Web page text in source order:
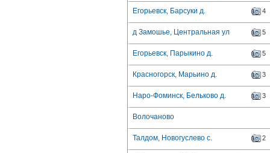
Егорьевск, Барсуки д. 4
д Замошье, Центральная ул 5
Егорьевск, Парыкино д. 5
Красногорск, Марьино д. 3
Наро-Фоминск, Бельково д. 3
Волочаново
Талдом, Новогуслево с. 2